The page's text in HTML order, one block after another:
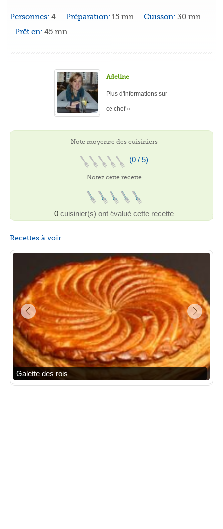
Personnes: 4 Préparation: 15 mn Cuisson: 30 mn
Prêt en: 45 mn
Adeline
Plus d'informations sur
ce chef »
Note moyenne des cuisiniers
(0 / 5)
Notez cette recette
0 cuisinier(s) ont évalué cette recette
Recettes à voir :
Galette des rois